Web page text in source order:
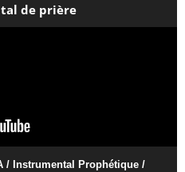
de prière
/ Instrumental Prophétique /